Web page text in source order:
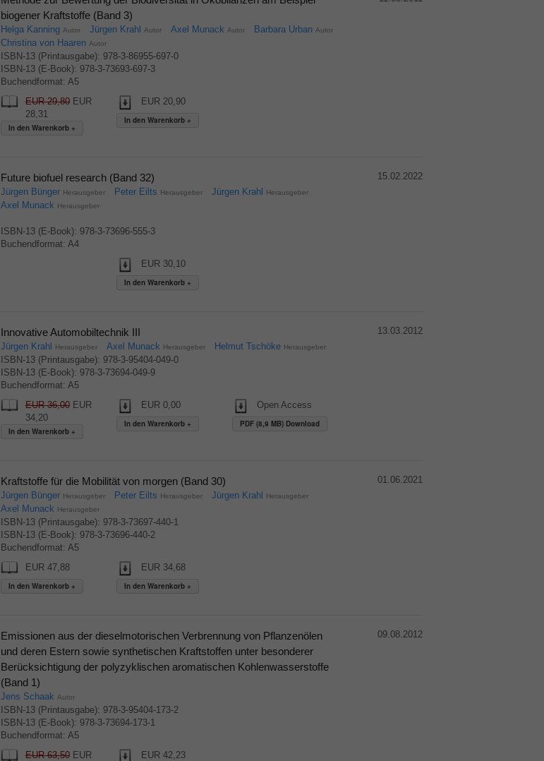
biogener Kraftstoffe (Band 3)
Helga Kanning Autor Jürgen Krahl Autor Axel Munack Autor Barbara Urban Autor
Christina von Haaren Autor
ISBN-13 (Printausgabe): 978-3-86955-697-0
ISBN-13 (E-Book): 978-3-73693-697-3
Buchendformat: A5
EUR 29,80EUR
28,31
EUR 20,90
Future biofuel research (Band 32)
Jürgen Bünger Herausgeber Peter Eilts Herausgeber Jürgen Krahl Herausgeber
Axel Munack Herausgeber
ISBN-13 (E-Book): 978-3-73696-555-3
Buchendformat: A4
EUR 30,10
15.02.2022
Innovative Automobiltechnik III
Jürgen Krahl Herausgeber Axel Munack Herausgeber Helmut Tschöke Herausgeber
ISBN-13 (Printausgabe): 978-3-95404-049-0
ISBN-13 (E-Book): 978-3-73694-049-9
Buchendformat: A5
EUR 36,00EUR
34,20
EUR 0,00 Open Access
PDF (8,9 MB) Download
13.03.2012
Kraftstoffe für die Mobilität von morgen (Band 30)
Jürgen Bünger Herausgeber Peter Eilts Herausgeber Jürgen Krahl Herausgeber
Axel Munack Herausgeber
ISBN-13 (Printausgabe): 978-3-73697-440-1
ISBN-13 (E-Book): 978-3-73696-440-2
Buchendformat: A5
EUR 47,88
EUR 34,68
01.06.2021
Emissionen aus der dieselmotorischen Verbrennung von Pflanzenölen
und deren Estern sowie synthetischen Kraftstoffen unter besonderer
Berücksichtigung der polyzyklischen aromatischen Kohlenwasserstoffe
(Band 1)
Jens Schaak Autor
ISBN-13 (Printausgabe): 978-3-95404-173-2
ISBN-13 (E-Book): 978-3-73694-173-1
Buchendformat: A5
EUR 63,50EUR
EUR 42,23
09.08.2012